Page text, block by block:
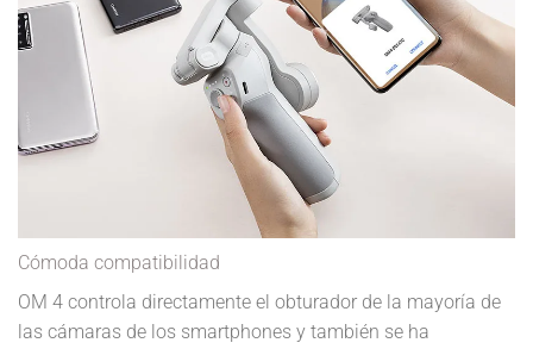
Cómoda compatibilidad
OM 4 controla directamente el obturador de la mayoría de
las cámaras de los smartphones y también se ha